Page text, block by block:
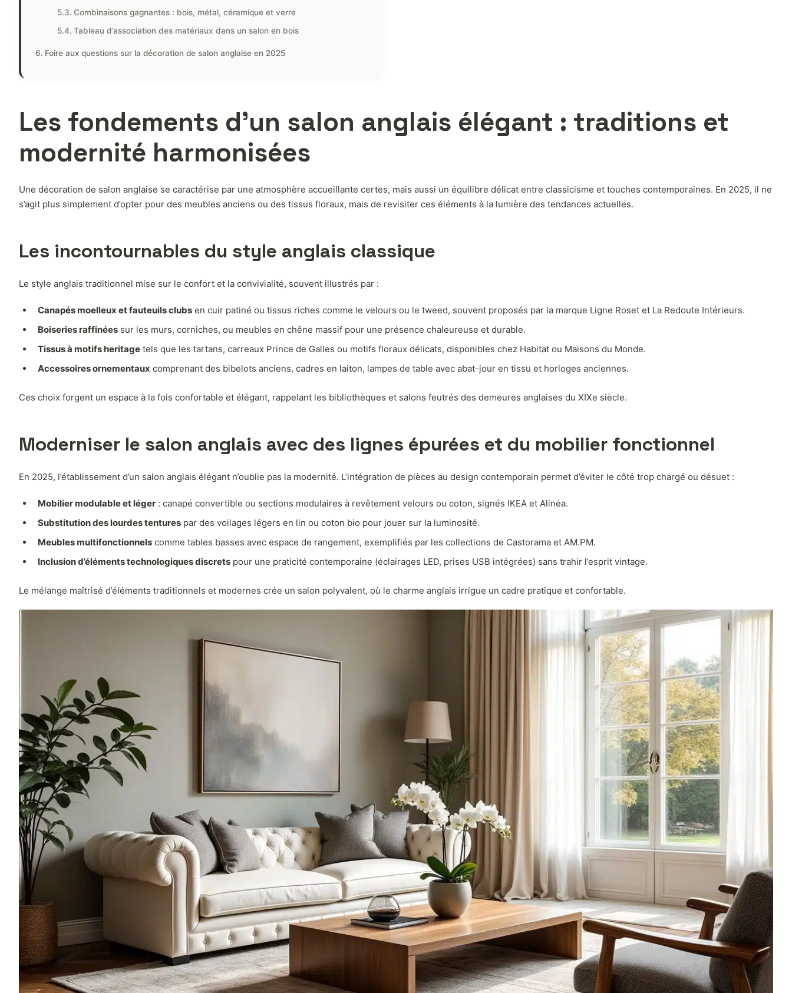
Combinaisons gagnantes : bois, métal, céramique et verre
Tableau d’association des matériaux dans un salon en bois
Foire aux questions sur la décoration de salon anglaise en 2025
Les fondements d’un salon anglais élégant : traditions et
modernité harmonisées
Une décoration de salon anglaise se caractérise par une atmosphère accueillante certes, mais aussi un équilibre délicat entre classicisme et touches contemporaines. En 2025, il ne
s’agit plus simplement d’opter pour des meubles anciens ou des tissus floraux, mais de revisiter ces éléments à la lumière des tendances actuelles.
Les incontournables du style anglais classique
Le style anglais traditionnel mise sur le confort et la convivialité, souvent illustrés par :
Canapés moelleux et fauteuils clubs en cuir patiné ou tissus riches comme le velours ou le tweed, souvent proposés par la marque Ligne Roset et La Redoute Intérieurs.
Boiseries raffinées sur les murs, corniches, ou meubles en chêne massif pour une présence chaleureuse et durable.
Tissus à motifs heritage tels que les tartans, carreaux Prince de Galles ou motifs floraux délicats, disponibles chez Habitat ou Maisons du Monde.
Accessoires ornementaux comprenant des bibelots anciens, cadres en laiton, lampes de table avec abat-jour en tissu et horloges anciennes.
Ces choix forgent un espace à la fois confortable et élégant, rappelant les bibliothèques et salons feutrés des demeures anglaises du XIXe siècle.
Moderniser le salon anglais avec des lignes épurées et du mobilier fonctionnel
En 2025, l’établissement d’un salon anglais élégant n’oublie pas la modernité. L’intégration de pièces au design contemporain permet d’éviter le côté trop chargé ou désuet :
Mobilier modulable et léger : canapé convertible ou sections modulaires à revêtement velours ou coton, signés IKEA et Alinéa.
Substitution des lourdes tentures par des voilages légers en lin ou coton bio pour jouer sur la luminosité.
Meubles multifonctionnels comme tables basses avec espace de rangement, exemplifiés par les collections de Castorama et AM.PM.
Inclusion d’éléments technologiques discrets pour une praticité contemporaine (éclairages LED, prises USB intégrées) sans trahir l’esprit vintage.
Le mélange maîtrisé d’éléments traditionnels et modernes crée un salon polyvalent, où le charme anglais irrigue un cadre pratique et confortable.